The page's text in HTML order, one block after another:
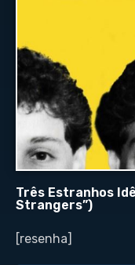
Três Estranhos
Strangers”)
[resenha]